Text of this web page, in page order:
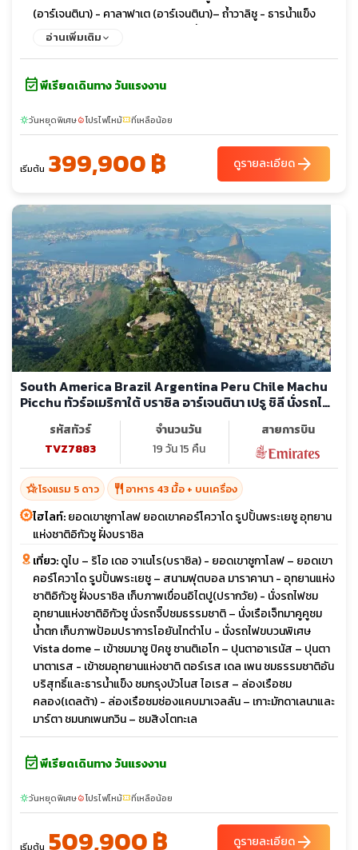
(อาร์เจนตินา) - คาลาฟาเต (อาร์เจนตินา)– ถ้ำวาลิชู - ธารน้ำแข็ง
เปอร์ริโตเมอร์ริโน - ล่องเรือชมธารน้ำแข็งเปอร์ริโตเมอร์ริโน่ - คา
อ่านเพิ่มเติม
event_availableพีเรียดเดินทาง วันแรงงาน
sunnyวันหยุดพิเศษlocal_fire_departmentโปรไฟไหม้confirmation_numberที่เหลือน้อย
เริ่มต้น 399,900 ฿ ดูรายละเอียดarrow_forward
South America Brazil Argentina Peru Chile Machu
Picchu ทัวร์อเมริกาใต้ บราซิล อาร์เจนตินา เปรู ชิลี นั่งรถไฟ
สู่ มาชู ปิคชู ชม 1 ใน7 สิ่งมหัศจรรย์ใหม่ของโลก (บิน
ภายใน7ขา)
รหัสทัวร์
TVZ7883
จำนวนวัน
19 วัน 15 คืน
สายการบิน
hotel_classโรงแรม 5 ดาว restaurant อาหาร 43 มื้อ + บนเครื่อง
ไฮไลท์:ยอดเขาซูกาโลฟ ยอดเขาคอร์โควาโด รูปปั้นพระเยซู อุทยาน
แห่งชาติอิกัวซู ฝั่งบราซิล
เที่ยว:ดูไบ – ริโอ เดอ จาเนโร(บราซิล) - ยอดเขาซูกาโลฟ – ยอดเขา
คอร์โควาโด รูปปั้นพระเยซู – สนามฟุตบอล มาราคานา - อุทยานแห่ง
ชาติอิกัวซู ฝั่งบราซิล เก็บภาพเขื่อนอิไตปู(ปรากวัย) - นั่งรถไฟชม
อุทยานแห่งชาติอิกัวซู นั่งรถจิ๊ปชมธรรมชาติ – นั่งเรือเจ็ทมาคูคูชม
น้ำตก เก็บภาพป้อมปราการโอยันไทตำโบ - นั่งรถไฟขบวนพิเศษ
Vista dome – เข้าชมมาชู ปิคชู ซานติเอโก – ปุนตาอาเรนัส – ปุนตา
นาตาเรส - เข้าชมอุทยานแห่งชาติ ตอร์เรส เดล เพน ชมธรรมชาติอัน
บริสุทธิ์และธารน้ำแข็ง ชมกรุงบัวโนส ไอเรส – ล่องเรือชม
คลอง(เดลต้า) - ล่องเรือชมช่องแคบมาเจลลัน – เกาะมักดาเลนาและ
มาร์ตา ชมนกเพนกวิน – ชมสิงโตทะเล
event_availableพีเรียดเดินทาง วันแรงงาน
sunnyวันหยุดพิเศษlocal_fire_departmentโปรไฟไหม้confirmation_numberที่เหลือน้อย
เริ่มต้น 509,900 ฿ ดูรายละเอียดarrow_forward